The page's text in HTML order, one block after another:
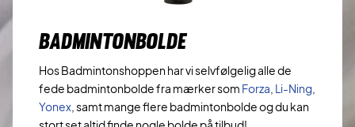
BADMINTONBOLDE
Hos Badmintonshoppen har vi selvfølgelig alle de
fede badmintonbolde fra mærker som Forza Li-Ning
Yonex , samt mange flere badmintonbolde og du kan